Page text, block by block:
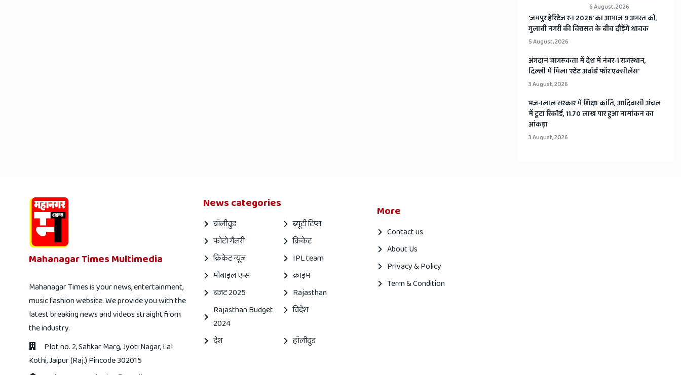
6 August, 2026
​'जयपुर हेरिटेज रन 2026' का आगाज 9 अगस्त को,
गुलाबी नगरी की विरासत के बीच दौड़ेंगे धावक
5 August, 2026
अंगदान जागरूकता में देश में नंबर-1 राजस्थान,
दिल्ली में मिला 'स्टेट अवॉर्ड फॉर एक्सीलेंस'
3 August, 2026
भजनलाल सरकार में शिक्षा क्रांति, आदिवासी अंचल
में टूटा रिकॉर्ड, 11.70 लाख पार हुआ नामांकन का
आंकड़ा
3 August, 2026
Mahanagar Times Multimedia
Mahanagar Times is your news, entertainment,
music fashion website. We provide you with the
latest breaking news and videos straight from
the industry.
Plot no. 2, Sahkar Marg, Jyoti Nagar, Lal
Kothi, Jaipur (Raj.) Pincode 302015
News categories
बॉलीवुड
ब्यूटी टिप्स
फोटो गैलरी
क्रिकेट
क्रिकेट न्यूज़
IPL team
मोबाइल एप्स
क्राइम
बजट 2025
Rajasthan
Rajasthan Budget
2024
विदेश
देश हॉलीवुड
More
Contact us
About Us
Privacy & Policy
Term & Condition